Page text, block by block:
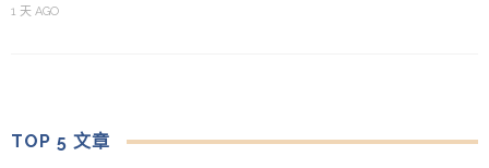
1 天 AGO
TOP 5 文章